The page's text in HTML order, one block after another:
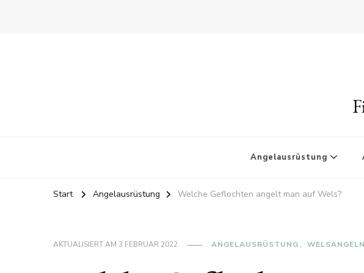
Angelausrüstung
Start Angelausrüstung Welche Geflochten angelt man auf Wels?
AKTUALISIERT AM 3 FEBRUAR 2022 ANGELAUSRÜSTUNG WELSANGELN